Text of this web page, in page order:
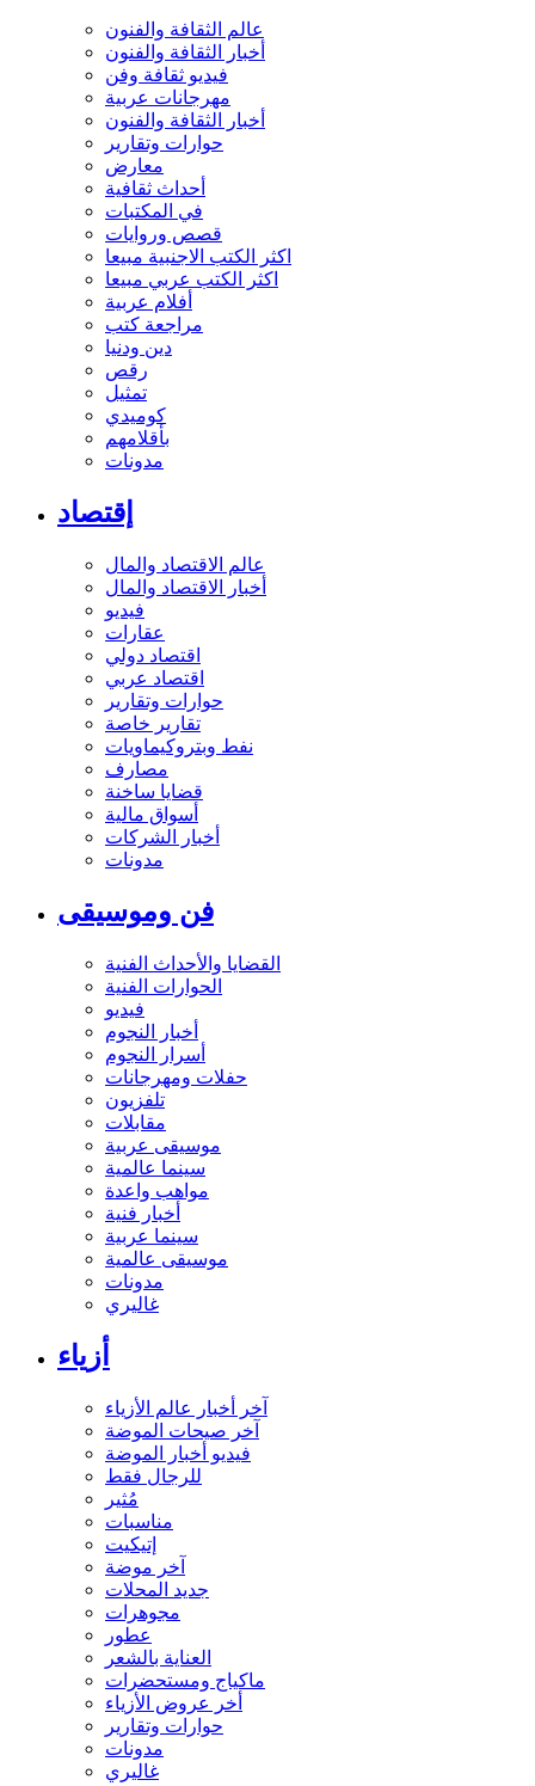
عالم الثقافة والفنون
أخبار الثقافة والفنون
فيديو ثقافة وفن
مهرجانات عربية
أخبار الثقافة والفنون
حوارات وتقارير
معارض
أحداث ثقافية
في المكتبات
قصص وروايات
اكثر الكتب الاجنبية مبيعا
اكثر الكتب عربي مبيعا
أفلام عربية
مراجعة كتب
دين ودنيا
رقص
تمثيل
كوميدي
بأقلامهم
مدونات
إقتصاد
عالم الاقتصاد والمال
أخبار الاقتصاد والمال
فيديو
عقارات
اقتصاد دولي
اقتصاد عربي
حوارات وتقارير
تقارير خاصة
نفط وبتروكيماويات
مصارف
قضايا ساخنة
أسواق مالية
أخبار الشركات
مدونات
فن وموسيقى
القضايا والأحداث الفنية
الحوارات الفنية
فيديو
أخبار النجوم
أسرار النجوم
حفلات ومهرجانات
تلفزيون
مقابلات
موسيقى عربية
سينما عالمية
مواهب واعدة
أخبار فنية
سينما عربية
موسيقى عالمية
مدونات
غاليري
أزياء
آخر أخبار عالم الأزياء
آخر صيحات الموضة
فيديو أخبار الموضة
للرجال فقط
مُثير
مناسبات
إتيكيت
آخر موضة
جديد المحلات
مجوهرات
عطور
العناية بالشعر
ماكياج ومستحضرات
أخر عروض الأزياء
حوارات وتقارير
مدونات
غاليري